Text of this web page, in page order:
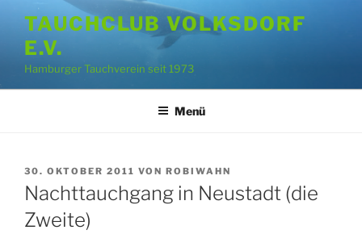
Inhalt
springen
TAUCHCLUB VOLKSDORF
E.V.
Hamburger Tauchverein seit 1973
Menü
VERÖFFENTLICHT
AM
30. OKTOBER 2011 VON ROBIWAHN
Nachttauchgang in Neustadt (die
Zweite)